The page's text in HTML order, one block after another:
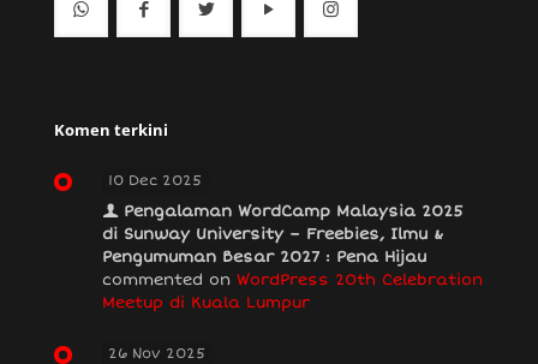
Komen terkini
10 Dec 2025
Pengalaman WordCamp Malaysia 2025
di Sunway University – Freebies, Ilmu &
Pengumuman Besar 2027 : Pena Hijau
commented on WordPress 20th Celebration
Meetup di Kuala Lumpur
26 Nov 2025